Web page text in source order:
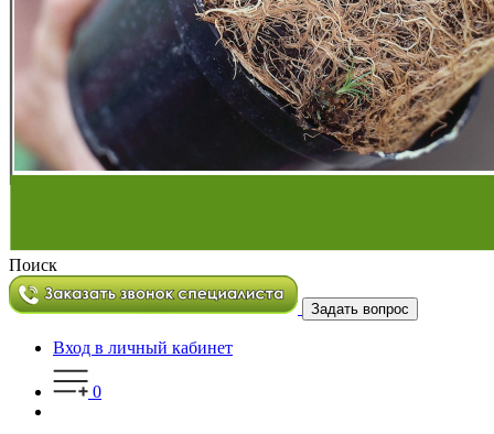
Поиск
Задать вопрос
Вход в личный кабинет
0